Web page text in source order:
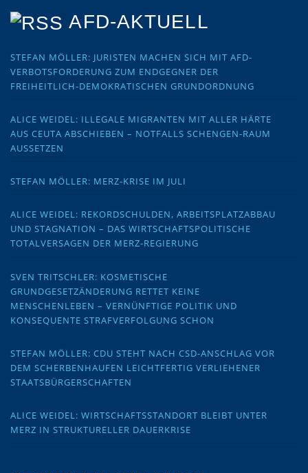
AFD-AKTUELL
STEFAN MÖLLER: JURISTEN MACHEN SICH MIT AFD-
VERBOTSFORDERUNG ZUM ENDGEGNER DER
FREIHEITLICH-DEMOKRATISCHEN GRUNDORDNUNG
ALICE WEIDEL: ILLEGALE MIGRANTEN MIT ALLER HÄRTE
AUS CEUTA ABSCHIEBEN – NOTFALLS SCHENGEN-RAUM
AUSSETZEN
STEFAN MÖLLER: MERZ-KRISE IM JULI
ALICE WEIDEL: REKORDSCHULDEN, ARBEITSPLATZABBAU
UND STAGNATION – DAS WIRTSCHAFTSPOLITISCHE
TOTALVERSAGEN DER MERZ-REGIERUNG
SVEN TRITSCHLER: KOSMETISCHE
GRUNDGESETZÄNDERUNG RETTET KEINE
MENSCHENLEBEN – VERNÜNFTIGE POLITIK UND
KONSEQUENTE STRAFVERFOLGUNG SCHON
STEFAN MÖLLER: CDU STEHT NACH CSD-ANSCHLAG VOR
DEM SCHERBENHAUFEN LEICHTFERTIG VERLIEHENER
STAATSBÜRGERSCHAFTEN
ALICE WEIDEL: WIRTSCHAFTSSTANDORT BLEIBT UNTER
MERZ IN STRUKTURELLER DAUERKRISE